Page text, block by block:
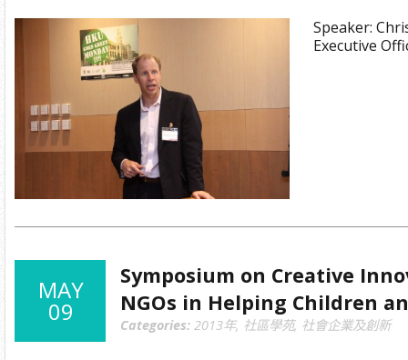
Speaker:
Executive
MAY
09
Symposium on Creative
NGOs in Helping Children
Categories: 2013年, 社區學苑, 社會企業及創新